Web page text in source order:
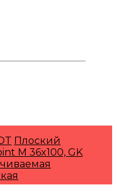
Плоский
M 36x100, GK